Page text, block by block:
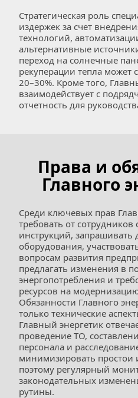
Стратегическая роль
издержек за счет
технологий,
альтернативные
переход на солнечные
рекуперации тепла может
20–30%. Кроме того,
взаимодействует с
отчетность для
Права и
Главного
Среди ключевых прав
требовать от
инструкций, запрашивать
оборудования,
вопросам развития
предлагать изменения в
энергопотребления и
ресурсов на
Обязанности Главного
только технические
Главный энергетик
проведение ТО,
персонала и
минимизировать
поэтому регулярный
законодательных
рутины.